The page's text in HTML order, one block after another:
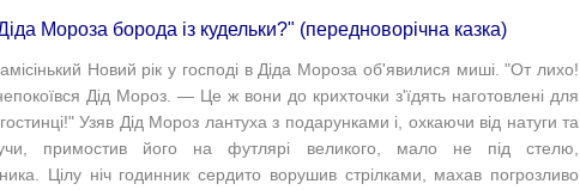
Мороза борода із кудельки?" (передноворічна казка)
Новий рік у господі в Діда Мороза об'явилися миші. "От лихо!
Дід Мороз. — Це ж вони до крихточки з'їдять наготовлені для
Узяв Дід Мороз лантуха з подарунками і, охкаючи від натуги та
примостив його на футлярі великого, мало не під стелю,
Цілу ніч годинник сердито ворушив стрілками, махав погрозливо